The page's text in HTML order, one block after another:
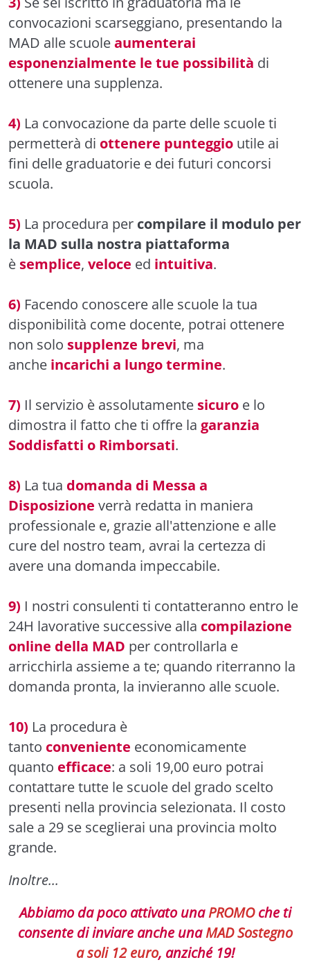
convocazioni scarseggiano, presentando la
MAD alle scuoleaumenterai
esponenzialmente le tue possibilità di
ottenere una supplenza.
4) La convocazione da parte delle scuole ti
permetterà di ottenere punteggio utile ai
fini delle graduatorie e dei futuri concorsi
scuola.
5) La procedura per compilare il modulo per
la MAD sulla nostra piattaforma
è semplice, veloce ed intuitiva.
6) Facendo conoscere alle scuole la tua
disponibilità come docente, potrai ottenere
non solo supplenze brevi, ma
anche incarichi a lungotermine.
7) Il servizio è assolutamente sicuro e lo
dimostra il fatto che ti offre la garanzia
Soddisfatti o Rimborsati.
8) La tua domanda di Messa a
Disposizione verrà redatta in maniera
professionale e, grazie all'attenzione e alle
cure del nostro team, avrai la certezza di
avere una domanda impeccabile.
9) I nostri consulenti ti contatteranno entro le
24H lavorative successive alla compilazione
online della MAD per controllarla e
arricchirla assieme a te; quando riterranno la
domanda pronta, la invieranno alle scuole.
10) La procedura è
tanto conveniente economicamente
quanto efficace: a soli 19,00 euro potrai
contattare tutte le scuole del grado scelto
presenti nella provincia selezionata. Il costo
sale a 29 se sceglierai una provincia molto
grande.
Inoltre...
Abbiamo da poco attivato unaPROMOche ti
consente di inviare anche unaMAD Sostegno
a soli 12 euro, anziché 19!